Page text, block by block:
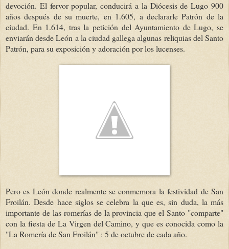
devoción. El fervor popular, conducirá a la Diócesis de Lugo 900
años después de su muerte, en 1.605, a declararle Patrón de la
ciudad. En 1.614, tras la petición del Ayuntamiento de Lugo, se
enviarán desde León a la ciudad gallega algunas reliquias del Santo
Patrón, para su exposición y adoración por los lucenses.
Pero es León donde realmente se conmemora la festividad de San
Froilán. Desde hace siglos se celebra la que es, sin duda, la más
importante de las romerías de la provincia que el Santo "comparte"
con la fiesta de La Virgen del Camino, y que es conocida como la
"La Romería de San Froilán" : 5 de octubre de cada año.